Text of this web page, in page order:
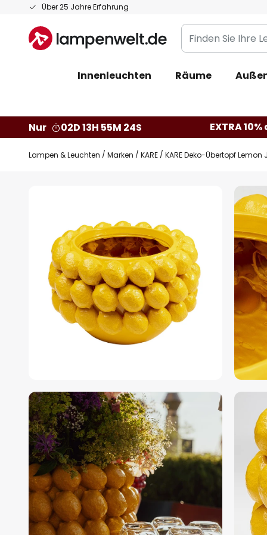
Über 25 Jahre Erfahrung
Zum
springen
Finden
Sie
Leuchte...
Innenleuchten Räume
Nur 02D 13H 55M 23S EXTRA
Lampen & Leuchten Marken KARE KARE Deko-Übertopf
Bildgalerie
springen